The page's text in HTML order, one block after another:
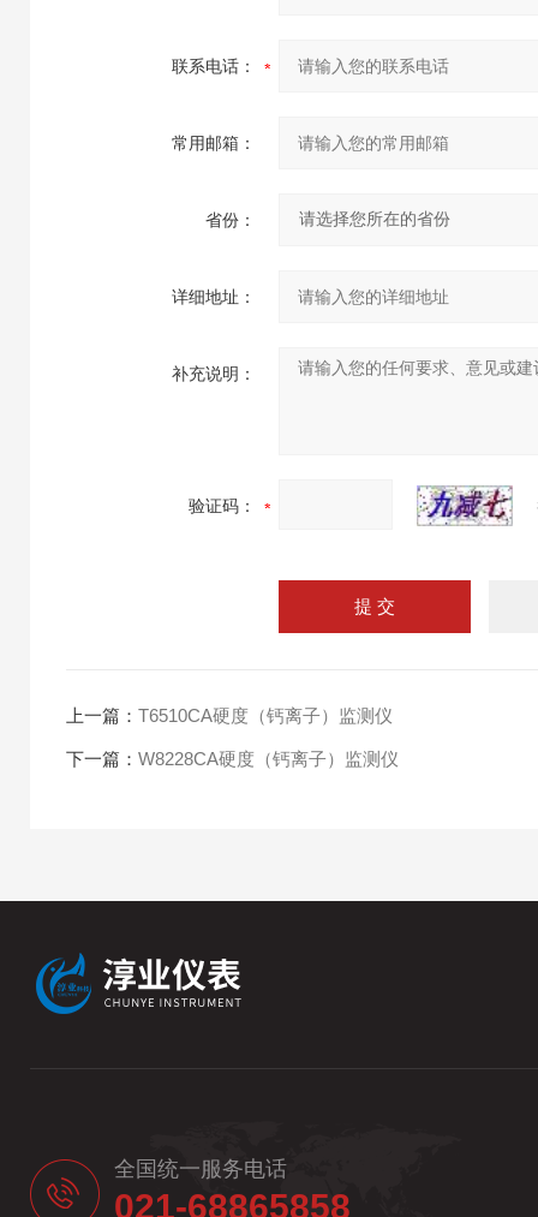
联系电话：
常用邮箱：
省份：
详细地址：
补充说明：
验证码：
上一篇： T6510CA硬度（钙离子）监测仪
下一篇： W8228CA硬度（钙离子）监测仪
全国统一服务电话
021-68865858